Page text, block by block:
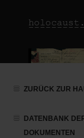
ZURÜCK ZUR
DATENBANK
DOKUMENTEN